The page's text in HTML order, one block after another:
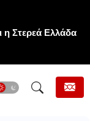
Κοινοβιακή Μονή
Βουρλων (Μονή